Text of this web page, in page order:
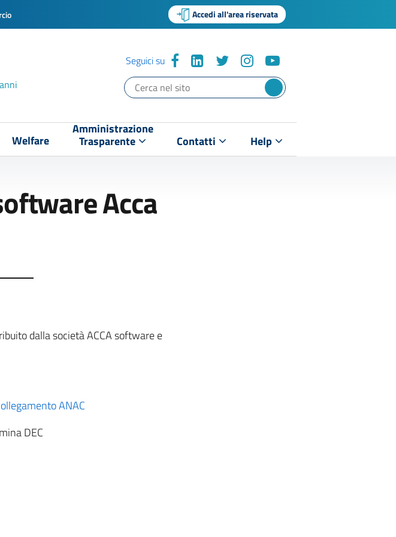
Accedi all'area riservata
Seguici su
Welfare
Amministrazione
Trasparente Contatti Help
Acca
dalla società ACCA software e
ANAC
DEC